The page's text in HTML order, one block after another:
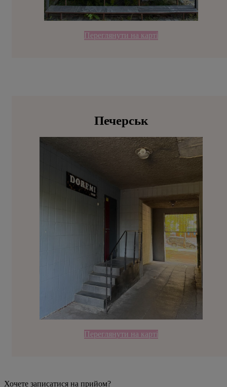
Переглянути на карті
Печерськ
Переглянути на карті
Хочете записатися на прийом?